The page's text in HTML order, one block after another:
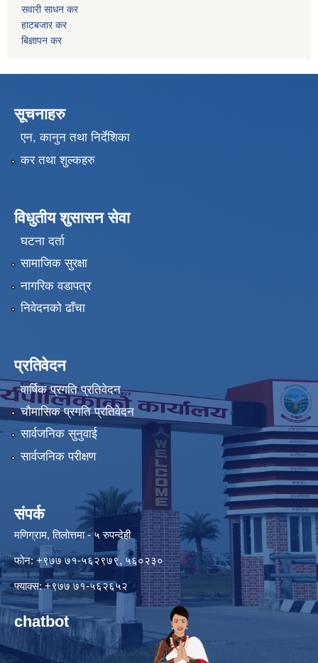
सवारी साधन कर
हाटबजार कर
बिज्ञापन कर
सूचनाहरु
एन, कानुन तथा निर्देशिका
कर तथा शुल्कहरु
विधुतीय शुसासन सेवा
घटना दर्ता
सामाजिक सुरक्षा
नागरिक वडापत्र
निवेदनको ढाँचा
प्रतिवेदन
वार्षिक प्रगति प्रतिवेदन
चौमासिक प्रगति प्रतिवेदन
सार्वजनिक सुनुवाई
सार्वजनिक परीक्षण
संपर्क
मणिग्राम, तिलोत्तमा - ५ रुपन्देही
फोन: +९७७ ७१-५६२९७९, ५६०२३०
फ्याक्स: +९७७ ७१-५६२६५२
chatbot